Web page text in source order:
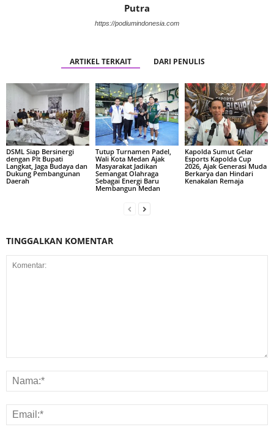
Putra
https://podiumindonesia.com
ARTIKEL TERKAIT DARI PENULIS
DSML Siap Bersinergi
dengan Plt Bupati
Langkat, Jaga Budaya dan
Dukung Pembangunan
Daerah
Tutup Turnamen Padel,
Wali Kota Medan Ajak
Masyarakat Jadikan
Semangat Olahraga
Sebagai Energi Baru
Membangun Medan
Kapolda Sumut Gelar
Esports Kapolda Cup
2026, Ajak Generasi Muda
Berkarya dan Hindari
Kenakalan Remaja
TINGGALKAN KOMENTAR